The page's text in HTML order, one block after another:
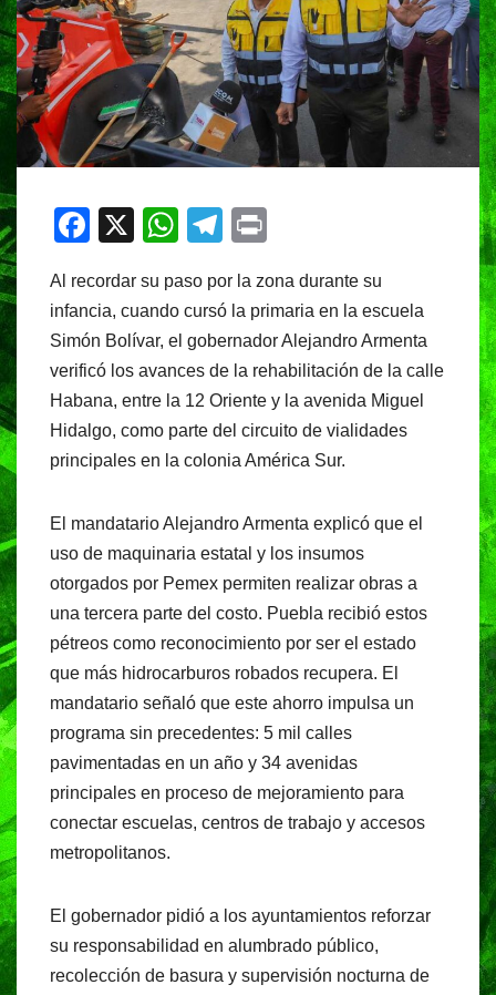
F
c
e
b
o
o
k
X
W
at
s
A
p
p
T
e
gr
a
m
t
Al recordar su paso por la zona durante su
infancia, cuando cursó la primaria en la escuela
Simón Bolívar, el gobernador Alejandro Armenta
verificó los avances de la rehabilitación de la calle
Habana, entre la 12 Oriente y la avenida Miguel
Hidalgo, como parte del circuito de vialidades
principales en la colonia América Sur.
El mandatario Alejandro Armenta explicó que el
uso de maquinaria estatal y los insumos
otorgados por Pemex permiten realizar obras a
una tercera parte del costo. Puebla recibió estos
pétreos como reconocimiento por ser el estado
que más hidrocarburos robados recupera. El
mandatario señaló que este ahorro impulsa un
programa sin precedentes: 5 mil calles
pavimentadas en un año y 34 avenidas
principales en proceso de mejoramiento para
conectar escuelas, centros de trabajo y accesos
metropolitanos.
El gobernador pidió a los ayuntamientos reforzar
su responsabilidad en alumbrado público,
recolección de basura y supervisión nocturna de